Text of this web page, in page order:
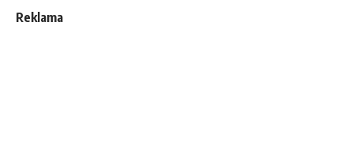
Reklama